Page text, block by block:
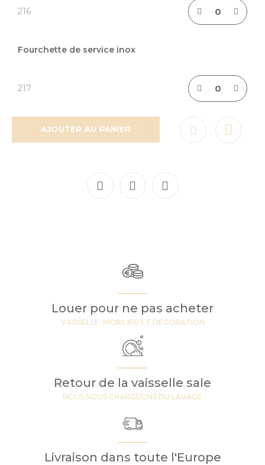
216
Fourchette de service inox
217
AJOUTER AU PANIER
Louer pour ne pas acheter
VAISSELLE, MOBILIER ET DECORATION
Retour de la vaisselle sale
NOUS NOUS CHARGEONS DU LAVAGE
Livraison dans toute l'Europe